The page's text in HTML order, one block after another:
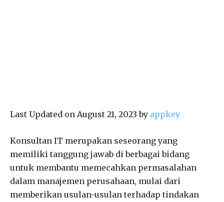
Last Updated on August 21, 2023 by appkey
Konsultan IT merupakan seseorang yang
memiliki tanggung jawab di berbagai bidang
untuk membantu memecahkan permasalahan
dalam manajemen perusahaan, mulai dari
memberikan usulan-usulan terhadap tindakan